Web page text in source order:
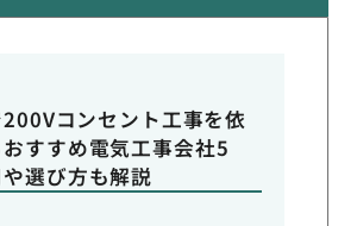
コンセント工事を依
すすめ電気工事会社5
選び方も解説